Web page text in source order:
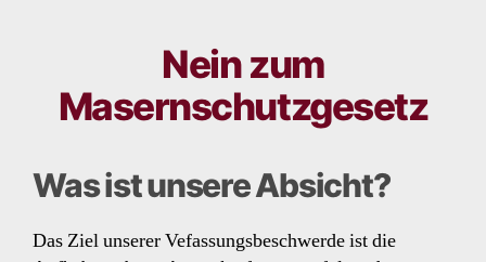
Nein zum
Masernschutzgesetz
Was ist unsere Absicht?
Das Ziel unserer Vefassungsbeschwerde ist die